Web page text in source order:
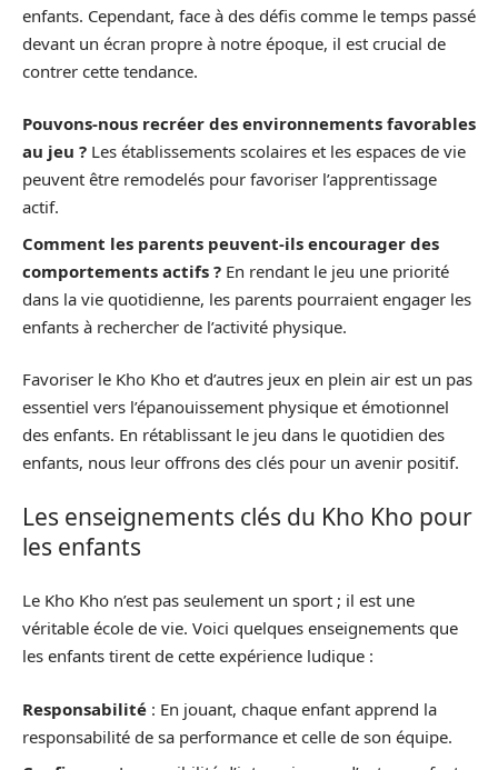
enfants. Cependant, face à des défis comme le temps passé
devant un écran propre à notre époque, il est crucial de
contrer cette tendance.
Pouvons-nous recréer des environnements favorables
au jeu ? Les établissements scolaires et les espaces de vie
peuvent être remodelés pour favoriser l’apprentissage
actif.
Comment les parents peuvent-ils encourager des
comportements actifs ? En rendant le jeu une priorité
dans la vie quotidienne, les parents pourraient engager les
enfants à rechercher de l’activité physique.
Favoriser le Kho Kho et d’autres jeux en plein air est un pas
essentiel vers l’épanouissement physique et émotionnel
des enfants. En rétablissant le jeu dans le quotidien des
enfants, nous leur offrons des clés pour un avenir positif.
Les enseignements clés du Kho Kho pour
les enfants
Le Kho Kho n’est pas seulement un sport ; il est une
véritable école de vie. Voici quelques enseignements que
les enfants tirent de cette expérience ludique :
Responsabilité : En jouant, chaque enfant apprend la
responsabilité de sa performance et celle de son équipe.